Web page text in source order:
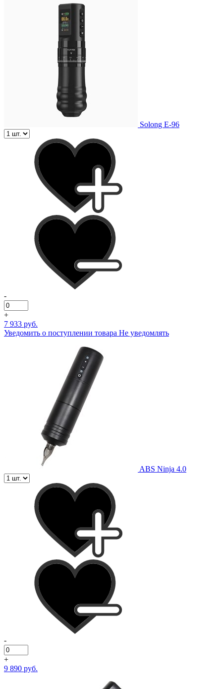
Solong E-96
-
+
7 933 руб.
Уведомить о поступлении товара Не уведомлять
ABS Ninja 4.0
-
+
9 890 руб.